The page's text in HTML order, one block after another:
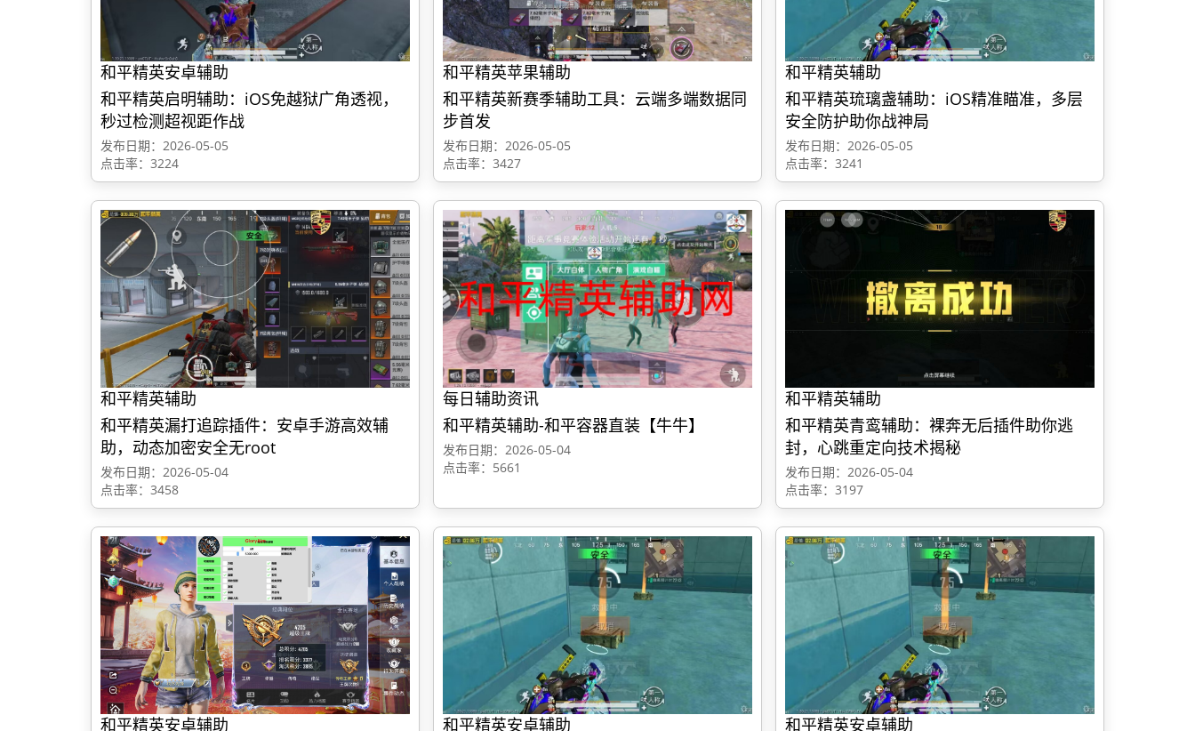
和平精英安卓辅助
和平精英启明辅助：iOS免越狱广角透视，
秒过检测超视距作战
发布日期：2026-05-05
点击率：3224
和平精英苹果辅助
和平精英新赛季辅助工具：云端多端数据同
步首发
发布日期：2026-05-05
点击率：3427
和平精英辅助
和平精英琉璃盏辅助：iOS精准瞄准，多层
安全防护助你战神局
发布日期：2026-05-05
点击率：3241
和平精英辅助
和平精英漏打追踪插件：安卓手游高效辅
助，动态加密安全无root
发布日期：2026-05-04
点击率：3458
每日辅助资讯
和平精英辅助-和平容器直装【牛牛】
发布日期：2026-05-04
点击率：5661
和平精英辅助
和平精英青鸾辅助：裸奔无后插件助你逃
封，心跳重定向技术揭秘
发布日期：2026-05-04
点击率：3197
和平精英安卓辅助
和平精英安卓辅助
和平精英安卓辅助